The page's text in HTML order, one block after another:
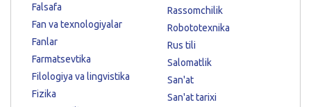
Falsafa
Fan va texnologiyalar
Fanlar
Farmatsevtika
Filologiya va lingvistika
Fizika
Rassomchilik
Robototexnika
Rus tili
Salomatlik
San'at
San'at tarixi